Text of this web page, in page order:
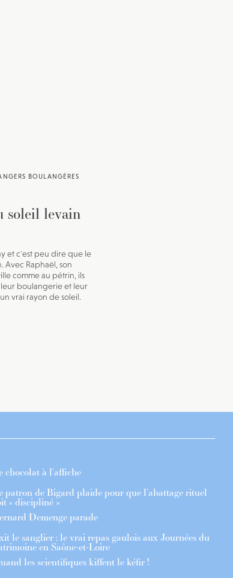
BOULANGÈRES
soleil levain
et c'est peu dire que le
Avec Raphaël, son
comme au pétrin, ils
boulangerie et leur
vrai rayon de soleil.
chocolat à l’affiche
patron de Bigard plaide pour que l’abattage rituel
« discipliné »
Demenge parade
le sanglier : le vrai repas gaulois aux Journées du
en Saône-et-Loire
les scientifiques kiffent le kéfir !